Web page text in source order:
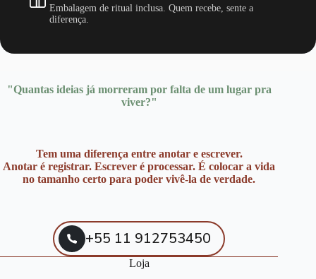
Embalagem de ritual inclusa. Quem recebe, sente a
diferença.
"Quantas ideias já morreram por falta de um lugar pra
viver?"
Tem uma diferença entre anotar e escrever.
Anotar é registrar. Escrever é processar. É colocar a vida
no tamanho certo para poder vivê-la de verdade.
+55 11 912753450
Loja